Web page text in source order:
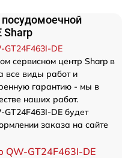
Sharp
GT24F463I-DE
сервисном центр Sharp в
все виды работ и
гарантию - мы в
наших работ.
DE будет
заказа на сайте
QW-GT24F463I-DE